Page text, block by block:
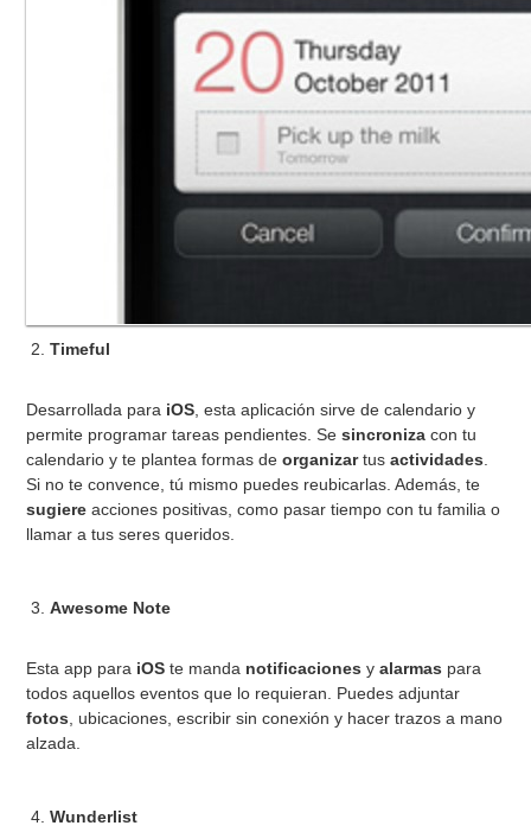
Timeful
Desarrollada para iOS , esta aplicación sirve de calendario y
permite programar tareas pendientes. Sesincroniza con tu
calendario y te plantea formas deorganizartusactividades
Si no te convence, tú mismo puedes reubicarlas. Además, te
sugiere acciones positivas, como pasar tiempo con tu familia o
llamar a tus seres queridos.
Awesome Note
Esta app para iOS te manda notificaciones yalarmas para
todos aquellos eventos que lo requieran. Puedes adjuntar
fotos , ubicaciones, escribir sin conexión y hacer trazos a mano
alzada.
Wunderlist